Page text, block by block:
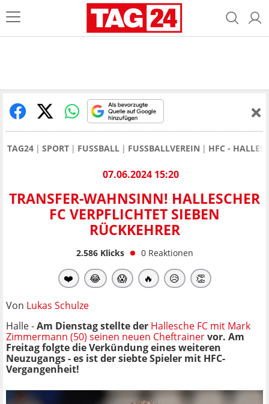
TAG24 SPORT FUSSBALL FUSSBALLVEREIN HFC -
07.06.2024 15:20
TRANSFER-WAHNSINN! HALLESCHER
FC VERPFLICHTET SIEBEN
RÜCKKEHRER
2.586Klicks 0 Reaktionen
❤️ 😂 😱 🔥 😥 👏
Von Lukas Schulze
Halle -Am Dienstag stellte der Hallesche FC mit Mark
Zimmermann (50) seinen neuen Cheftrainervor. Am
Freitag folgte die Verkündung eines weiteren
Neuzugangs - es ist der siebte Spieler mit HFC-
Vergangenheit!